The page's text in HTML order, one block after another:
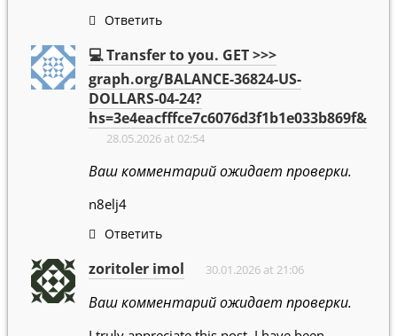
Ответить
💻 Transfer to you. GET >>>
graph.org/BALANCE-36824-US-
DOLLARS-04-24?
hs=3e4eacfffce7c6076d3f1b1e033b869f&
28.05.2026 at 02:54
Ваш комментарий ожидает проверки.
n8elj4
Ответить
zoritoler imol 30.01.2026 at 21:06
Ваш комментарий ожидает проверки.